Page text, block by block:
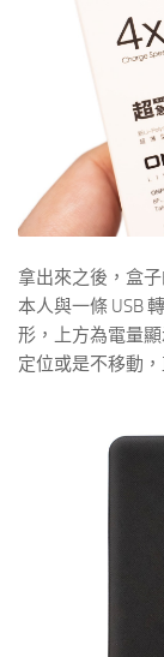
拿出來之後，盒
本人與一條 USB
形，上方為電量
定位或是不移動